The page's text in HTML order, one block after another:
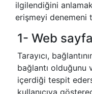
ilgilendiğini
erişmeyi denemeni
1- Web
Tarayıcı,
bağlantı olduğunu
içerdiği tespit
kullanıcıya